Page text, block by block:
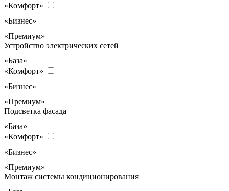
«Комфорт»
«Бизнес»
«Премиум»
Устройство электрических сетей
«База»
«Комфорт»
«Бизнес»
«Премиум»
Подсветка фасада
«База»
«Комфорт»
«Бизнес»
«Премиум»
Монтаж системы кондиционирования